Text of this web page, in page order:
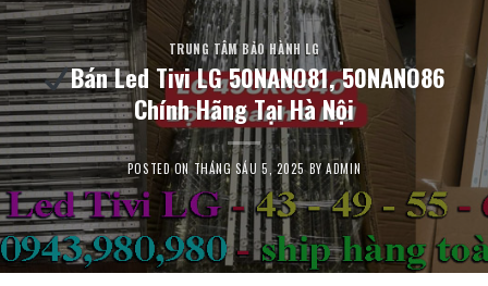
TRUNG TÂM BẢO HÀNH LG
Bán Led Tivi LG 50NANO81, 50NANO86
Chính Hãng Tại Hà Nội
POSTED ONTHÁNG SÁU 5, 2025BYADMIN